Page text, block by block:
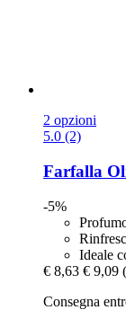
2 opzioni
5.0 (2)
Farfalla
-5%
Ideale
€ 8,63 € 9,09
Consegna